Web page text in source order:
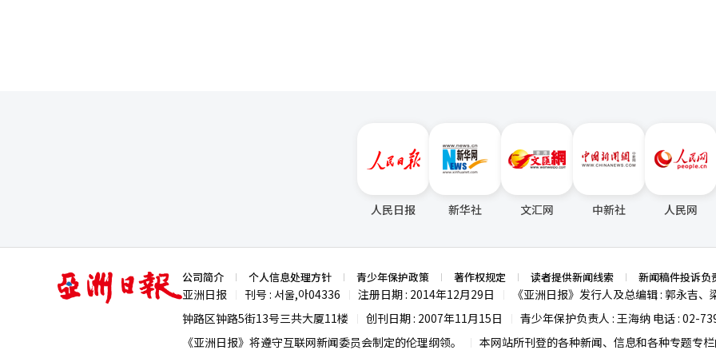
人民日报 新华社 文汇网 中新社 人民网
亚
洲
日
公司简介 个人信息处理方针 青少年保护政策 著作权规定 读者提供新闻线索 新闻稿件投诉负
亚洲日报 刊号 : 서울,아04336 注册日期 : 2014年12月29日
《亚洲日报》发行人及总编辑 : 郭永吉、
钟路区钟路5街13号三共大厦11楼
创刊日期 : 2007年11月15日
青少年保护负责人 : 王海纳 电话 : 02-
《亚洲日报》将遵守互联网新闻委员会制定的伦理纲领。
本网站所刊登的各种新闻、信息和各种专题专